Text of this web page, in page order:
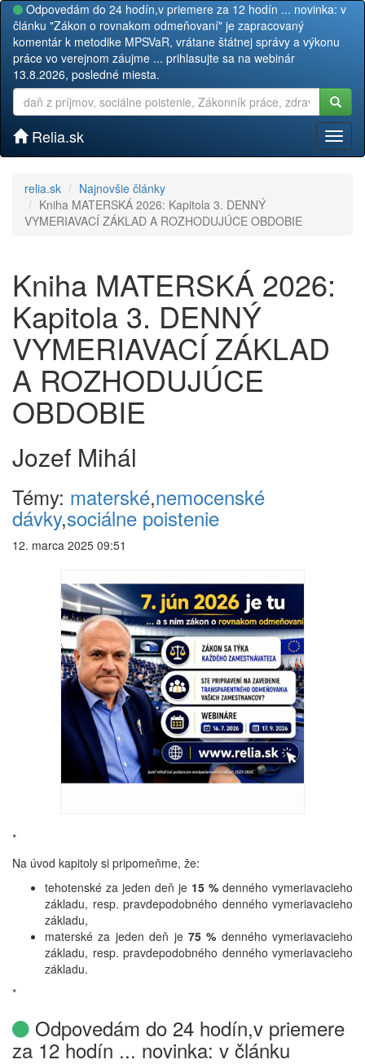
Odpovedám do 24 hodín,v priemere za 12 hodín ... novinka: v
článku "Zákon o rovnakom odmeňovaní" je zapracovaný
komentár k metodike MPSVaR, vrátane štátnej správy a výkonu
práce vo verejnom záujme ... prihlasujte sa na webinár
13.8.2026, posledné miesta.
Relia.sk
relia.sk
Najnovšie články
Kniha MATERSKÁ 2026: Kapitola 3. DENNÝ
VYMERIAVACÍ ZÁKLAD A ROZHODUJÚCE OBDOBIE
Kniha MATERSKÁ 2026:
Kapitola 3. DENNÝ
VYMERIAVACÍ ZÁKLAD
A ROZHODUJÚCE
OBDOBIE
Jozef Mihál
Témy: materské,nemocenské
dávky,sociálne poistenie
12. marca 2025 09:51
*
Na úvod kapitoly si pripomeňme, že:
tehotenské za jeden deň je 15 % denného vymeriavacieho
základu, resp. pravdepodobného denného vymeriavacieho
základu,
materské za jeden deň je 75 % denného vymeriavacieho
základu, resp. pravdepodobného denného vymeriavacieho
základu.
*
Odpovedám do 24 hodín,v priemere
za 12 hodín ... novinka: v článku